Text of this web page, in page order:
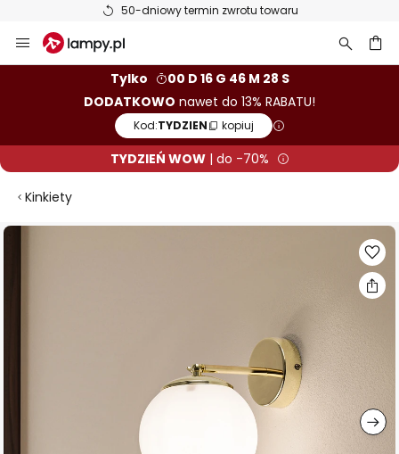
50-dniowy termin zwrotu towaru
Przejdź
do
Tylko
00 D 16 G 46 M 28 S
DODATKOWO nawet do 13% RABATU!
Kod:TYDZIEN kopiuj
TYDZIEŃ WOW| do -70%
Kinkiety
Przejdź